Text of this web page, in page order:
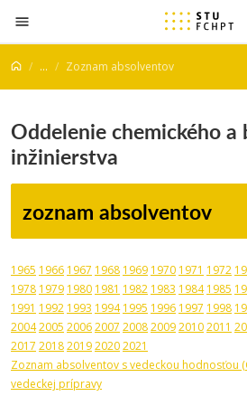
Prejsť na obsah
... Zoznam absolventov
Oddelenie chemického a
inžinierstva
zoznam absolventov
1965 1966 1967 1968 1969 1970 1971 1972
1978 1979 1980 1981 1982 1983 1984 1985
1991 1992 1993 1994 1995 1996 1997 1998
20042005 20062007 2008200920102011
2017 2018201920202021
Zoznam absolventov s vedeckou hodnosťou
vedeckej prípravy